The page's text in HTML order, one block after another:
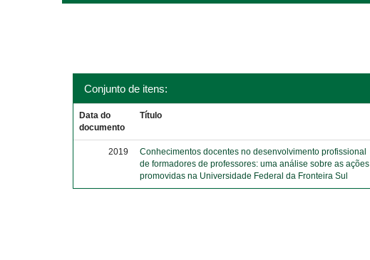
Conjunto de itens:
Data do
documento
Título
2019
Conhecimentos docentes no desenvolvimento profissional
de formadores de professores: uma análise sobre as ações
promovidas na Universidade Federal da Fronteira Sul